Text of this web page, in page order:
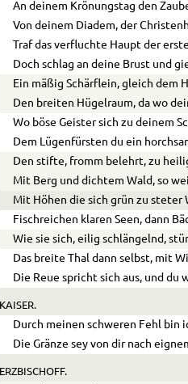
An deinem Krönungstag den
Von deinem Diadem, der
Traf das verfluchte Haupt der
Doch schlag an deine Brust und
Ein mäßig Schärflein, gleich dem
Den breiten Hügelraum, da wo
Wo böse Geister sich zu deinem
Dem Lügenfürsten du ein
Den stifte, fromm belehrt, zu
Mit Berg und dichtem Wald, so
Mit Höhen die sich grün zu steter
Fischreichen klaren Seen, dann
Wie sie sich, eilig schlängelnd,
Das breite Thal dann selbst, mit
Die Reue spricht sich aus, und du
KAISER.
Durch meinen schweren Fehl bin
Die Gränze sey von dir nach
ERZBISCHOFF.